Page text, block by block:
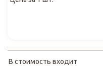
В стоимость входит